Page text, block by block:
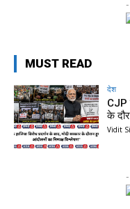
-
MUST READ
देश
CJP
के
Vidit
-